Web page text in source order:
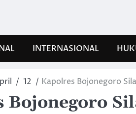
INTERNASIONAL
12 Kapolres Bojonegoro
Bojonegoro